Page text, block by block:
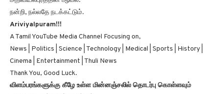
Ariviyalpuram!!!
A Tamil YouTube Media Channel Focusing on,
News | Politics | Science | Technology | Medical | Sports | History |
Cinema | Entertainment | Thuli News
Thank You, Good Luck.
விளம்பரங்களுக்கு கீழே உள்ள மின்னஞ்சலில் தொடர்பு கொள்ளவும்
Tariffs:விளம்பர கட்டணங்கள்